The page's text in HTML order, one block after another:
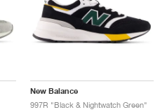
New Balance
997R "Black & Nightwatch Green"